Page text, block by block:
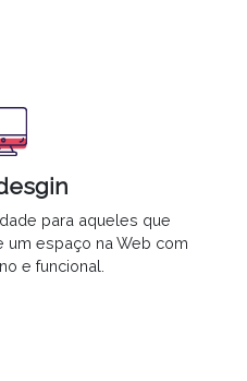
para aqueles que
um espaço na Web com
e funcional.